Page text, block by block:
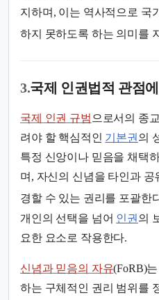
지하며, 이는 역사적으로 국
하지 못하도록 하는 의미를
3.국제 인권법적 관점
국제 인권 규범으로서의 종
려야 할 핵심적인 기본권의
특정 신앙이나 믿음을 채택
며, 자신의 신념을 타인과
경할 수 있는 권리를 포괄한
개인의 선택을 넘어 인권 의
요한 요소로 작용한다.
신념과 믿음의 자유(FoRB)
하는 구체적인 권리 범위를